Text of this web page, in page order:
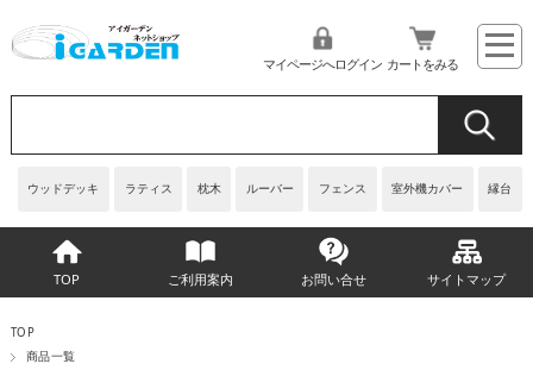
ウッドデッキ ラティス 枕木 ルーバー フェンス 室外機カバー 縁台
マイページへログイン カートをみる
TOP ご利用案内 お問い合せ サイトマップ
TOP
商品一覧